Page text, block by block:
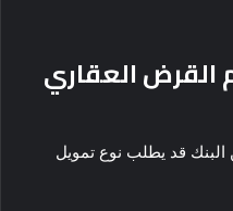
العقاري
البنك قد يطلب نوع تمويل